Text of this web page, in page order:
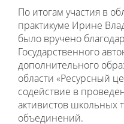
По итогам участия в
практикуме Ирине
было вручено
Государственного
дополнительного
области «Ресурсный
содействие в
активистов школьных
объединений.